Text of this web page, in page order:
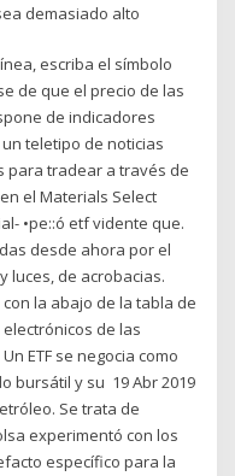
demasiado alto
escriba el símbolo
de que el precio de las
de indicadores
teletipo de noticias
para tradear a través de
el Materials Select
•pe::ó etf vidente que.
desde ahora por el
luces, de acrobacias.
la abajo de la tabla de
de las
ETF se negocia como
bursátil y su 19 Abr 2019
Se trata de
experimentó con los
específico para la